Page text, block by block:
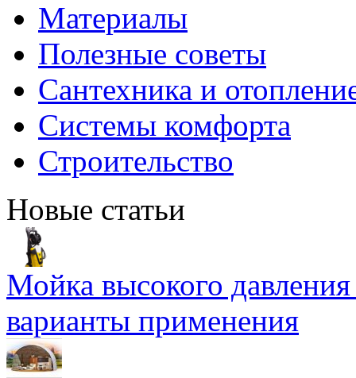
Материалы
Полезные советы
Сантехника и
Системы комфорта
Строительство
Новые статьи
Мойка высокого
варианты применения